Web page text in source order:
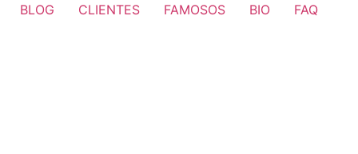
BLOG CLIENTES FAMOSOS BIO FAQ